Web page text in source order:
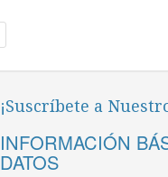
¡Suscríbete a
INFORMACIÓN
DATOS